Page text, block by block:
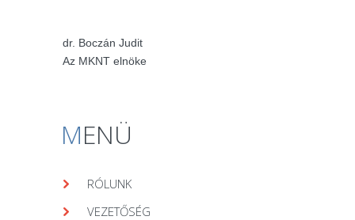
dr. Boczán Judit
Az MKNT elnöke
MENÜ
RÓLUNK
VEZETŐSÉG